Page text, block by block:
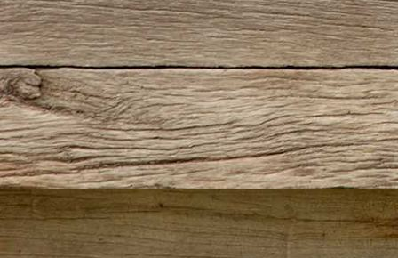
IMG_9354
IMG_9373(2)
IMG_9380
IMG_9395
IMG_9398
IMG_9400(2)
IMG_9405
IMG_9413(2)